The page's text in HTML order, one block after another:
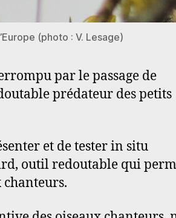
(photo : V. Lesage)
par le passage de
prédateur des petits
et de tester in situ
outil redoutable qui
chanteurs.